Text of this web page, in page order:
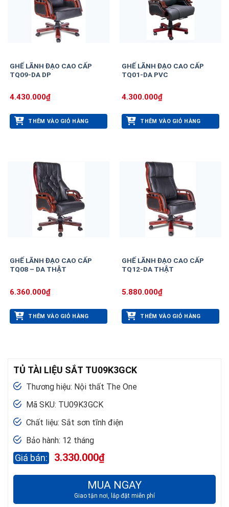
GHẾ LÃNH ĐẠO CAO CẤP
TQ09-DA DP
4.430.000₫
THÊM VÀO GIỎ HÀNG
GHẾ LÃNH ĐẠO CAO CẤP
TQ01-DA PVC
4.300.000₫
THÊM VÀO GIỎ HÀNG
GHẾ LÃNH ĐẠO CAO CẤP
TQ08 – DA THẬT
6.360.000₫
THÊM VÀO GIỎ HÀNG
GHẾ LÃNH ĐẠO CAO CẤP
TQ12-DA THẬT
5.880.000₫
THÊM VÀO GIỎ HÀNG
TỦ TÀI LIỆU SẮT TU09K3GCK
Thương hiệu: Nội thất The One
Mã SKU: TU09K3GCK
Chất liệu: Sắt sơn tĩnh điện
Bảo hành: 12 tháng
3.330.000₫
MUA NGAY
Giao tận nơi, lắp đặt miễn phí